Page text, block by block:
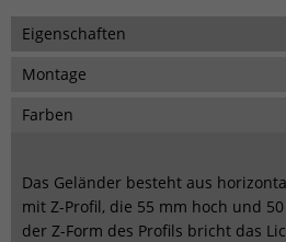
Eigenschaften
Montage
Farben
Das Geländer besteht aus
mit Z-Profil, die 55 mm hoch und
der Z-Form des Profils bricht das